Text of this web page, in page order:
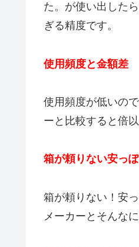
た。が使い出した
ぎる精度です。
使用頻度と金額差
使用頻度が低いの
ーと比較すると倍
箱が頼りない安っぽ
箱が頼りない！安
メーカーとそんな